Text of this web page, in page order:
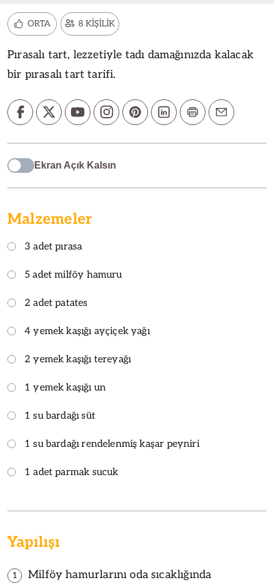
ORTA 8 KİŞİLİK
Pırasalı tart, lezzetiyle tadı damağınızda kalacak
bir pırasalı tart tarifi.
Ekran Açık Kalsın
Malzemeler
3 adet pırasa
5 adet milföy hamuru
2 adet patates
4 yemek kaşığı ayçiçek yağı
2 yemek kaşığı tereyağı
1 yemek kaşığı un
1 su bardağı süt
1 su bardağı rendelenmiş kaşar peyniri
1 adet parmak sucuk
Yapılışı
1
Milföy hamurlarını oda sıcaklığında